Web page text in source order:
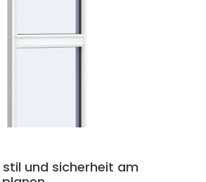
und sicherheit am